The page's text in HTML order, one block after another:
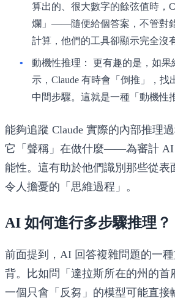
算出的、很大數字的餘弦值時，
爛」——隨便給個答案，不管對
計算，他們的工具卻顯示完全沒
動機性推理：
更有趣的是，如果
示，Claude 有時會「倒推」，找
中間步驟。這就是一種「動機性
能夠追蹤 Claude 實際的內部推理
它「聲稱」在做什麼——為審計 AI
能性。這有助於他們識別那些從表
令人擔憂的「思維過程」。
AI 如何進行多步驟推理？
前面提到，AI 回答複雜問題的一
背。比如問「達拉斯所在的州的首
一個只會「反芻」的模型可能直接